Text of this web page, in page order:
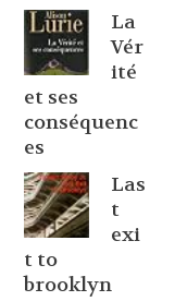
La
Vér
ité
et ses
conséquenc
es
Las
t
exi
t to
brooklyn